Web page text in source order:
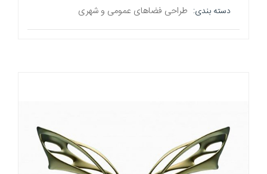
دسته بندی: طراحی فضاهای عمومی و شهری